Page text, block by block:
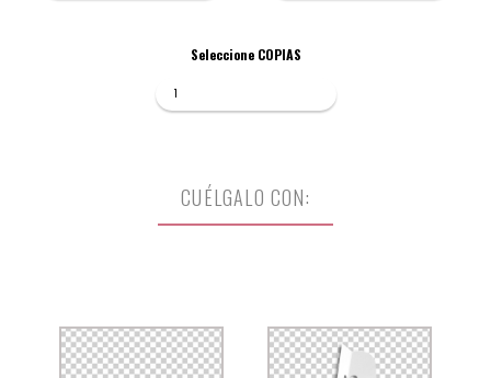
Seleccione COPIAS
CUÉLGALO CON: